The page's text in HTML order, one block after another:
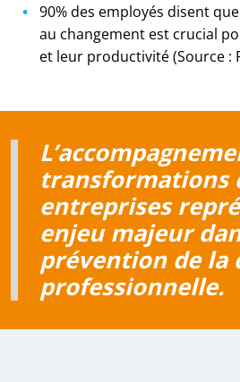
90% des employés disent
au changement est crucial
et leur productivité (Source :
transformations
entreprises
enjeu majeur
prévention de la
professionnelle.